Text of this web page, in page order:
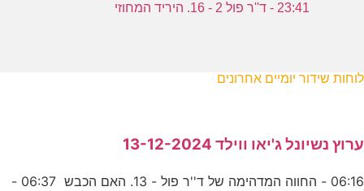
23:41 - ד''ר פול 2 - 16. היריד המחוזי
לוחות שידור יומיים אחרונים
ערוץ נשיונל ג'יאו ווילד 13-12-2024
06:16 - החווה המדהימה של ד''ר פול - 13. האם הכבש 06:37 -